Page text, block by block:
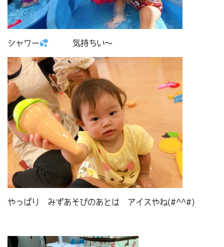
シャワー 気持ちい～
やっぱり みずあそびのあとは アイスやね(#^^#)